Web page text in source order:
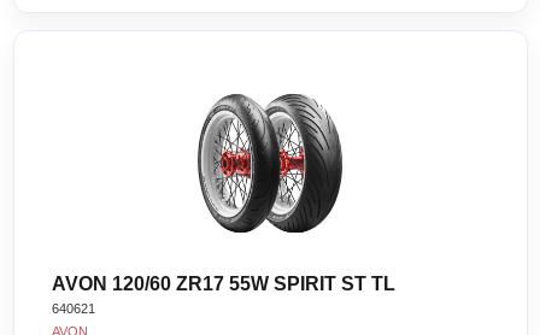
AVON 120/60 ZR17 55W SPIRIT ST TL
640621
AVON